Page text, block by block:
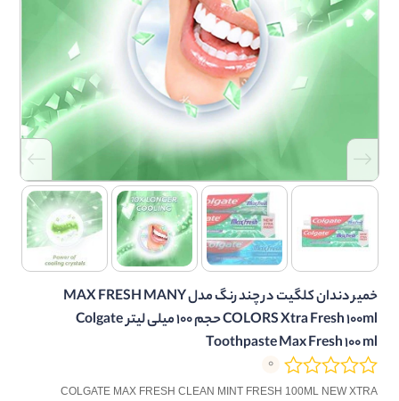
خمیر دندان کلگیت در چند رنگ مدل MAX FRESH MANY
COLORS Xtra Fresh 100ml حجم 100 میلی لیتر Colgate
Toothpaste Max Fresh 100 ml
0
COLGATE MAX FRESH CLEAN MINT FRESH 100ML NEW XTRA